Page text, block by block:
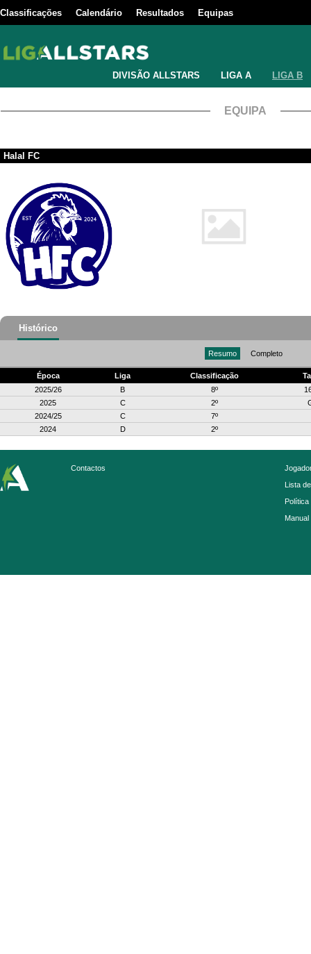
Classificações Calendário Resultados Equipas
DIVISÃO ALLSTARS LIGA A LIGA B
EQUIPA
Halal FC
Histórico
Resumo Completo
Época Liga Classificação
2025/26
B 8º
2025
C 2º
2024/25
C
7º
2024
D 2º
Contactos
Lista
Política